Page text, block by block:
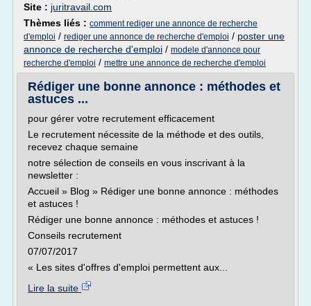
Site : juritravail.com
Thèmes liés : comment rediger une annonce de recherche
d'emploi / rediger une annonce de recherche d'emploi / poster une
annonce de recherche d'emploi / modele d'annonce pour
recherche d'emploi / mettre une annonce de recherche d'emploi
Rédiger une bonne annonce : méthodes et
astuces ...
pour gérer votre recrutement efficacement
Le recrutement nécessite de la méthode et des outils,
recevez chaque semaine
notre sélection de conseils en vous inscrivant à la
newsletter :
Accueil » Blog » Rédiger une bonne annonce : méthodes
et astuces !
Rédiger une bonne annonce : méthodes et astuces !
Conseils recrutement
07/07/2017
« Les sites d'offres d'emploi permettent aux...
Lire la suite